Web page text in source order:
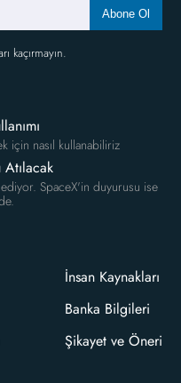
Abone Ol
kaçırmayın.
için nasıl kullanabiliriz
SpaceX'in duyurusu ise
İnsan Kaynakları
Banka Bilgileri
Şikayet ve Öneri